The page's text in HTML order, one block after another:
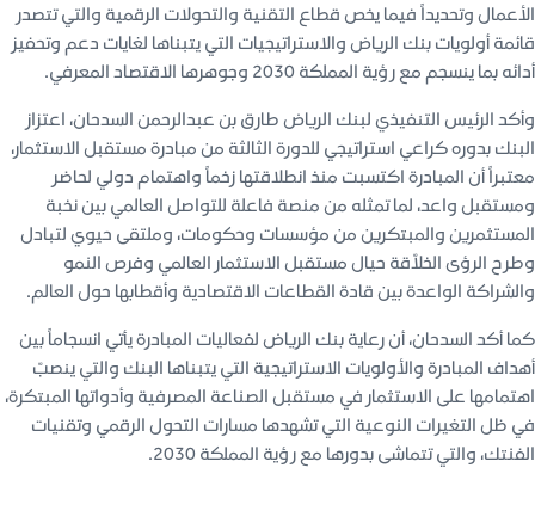
الأعمال وتحديداً فيما يخص قطاع التقنية والتحولات الرقمية والتي تتصدر
قائمة أولويات بنك الرياض والاستراتيجيات التي يتبناها لغايات دعم وتحفيز
أدائه بما ينسجم مع رؤية المملكة 2030 وجوهرها الاقتصاد المعرفي.
وأكد الرئيس التنفيذي لبنك الرياض طارق بن عبدالرحمن السدحان، اعتزاز
البنك بدوره كراعي استراتيجي للدورة الثالثة من مبادرة مستقبل الاستثمار،
معتبراً أن المبادرة اكتسبت منذ انطلاقتها زخماً واهتمام دولي لحاضر
ومستقبل واعد، لما تمثله من منصة فاعلة للتواصل العالمي بين نخبة
المستثمرين والمبتكرين من مؤسسات وحكومات، وملتقى حيوي لتبادل
وطرح الرؤى الخلاّقة حيال مستقبل الاستثمار العالمي وفرص النمو
والشراكة الواعدة بين قادة القطاعات الاقتصادية وأقطابها حول العالم.
كما أكد السدحان، أن رعاية بنك الرياض لفعاليات المبادرة يأتي انسجاماً بين
أهداف المبادرة والأولويات الاستراتيجية التي يتبناها البنك والتي ينصبّ
اهتمامها على الاستثمار في مستقبل الصناعة المصرفية وأدواتها المبتكرة،
في ظل التغيرات النوعية التي تشهدها مسارات التحول الرقمي وتقنيات
الفنتك، والتي تتماشى بدورها مع رؤية المملكة 2030.